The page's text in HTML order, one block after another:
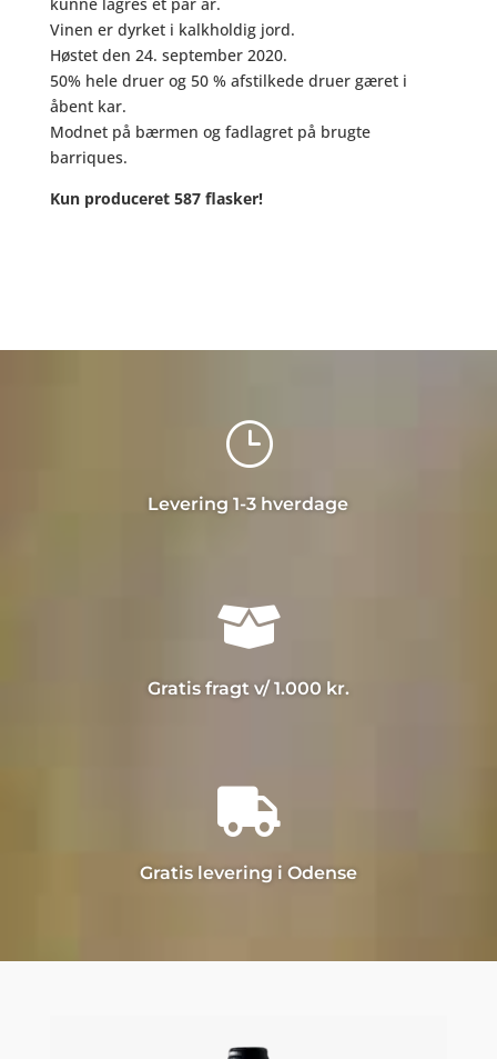
Vinen er dyrket i kalkholdig jord.
Høstet den 24. september 2020.
50% hele druer og 50 % afstilkede druer gæret i
åbent kar.
Modnet på bærmen og fadlagret på brugte
barriques.
Kun produceret 587 flasker!
}
Levering 1-3 hverdage

Gratis fragt v/ 1.000 kr.

Gratis levering i Odense